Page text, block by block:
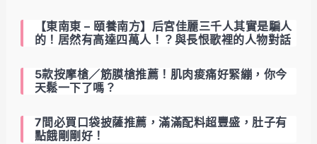
【東南東 – 頤養南方】后宮佳麗三千人其實是騙人
的！居然有高達四萬人！？與長恨歌裡的人物對話
5款按摩槍／筋膜槍推薦！肌肉痠痛好緊繃，你今
天鬆一下了嗎？
7間必買口袋披薩推薦，滿滿配料超豐盛，肚子有
點餓剛剛好！